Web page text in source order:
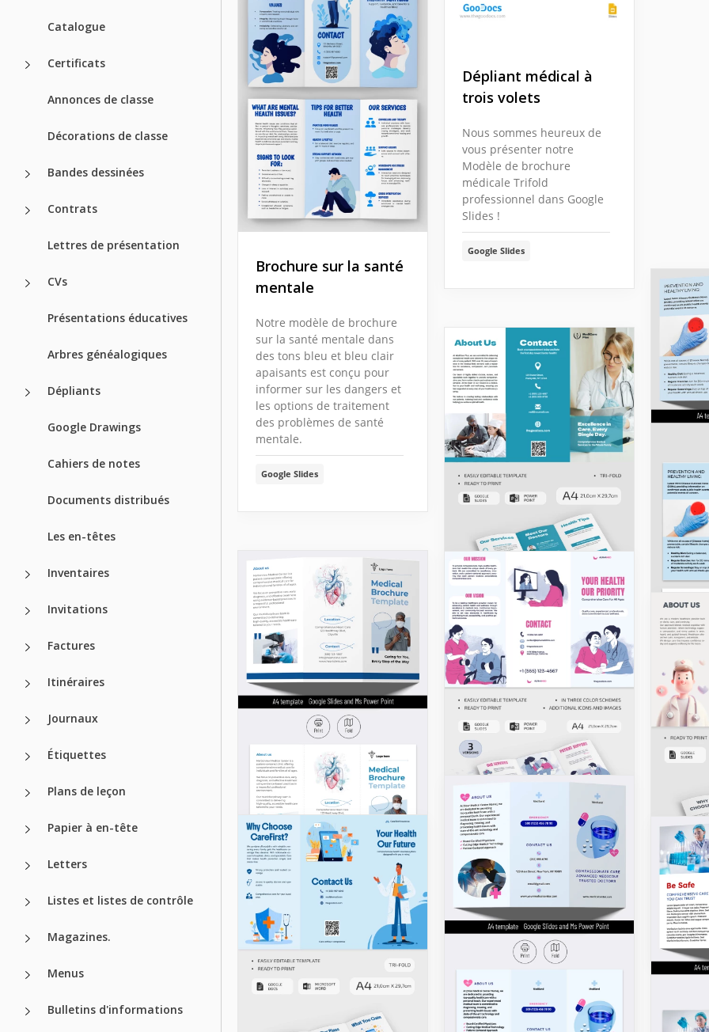
Catalogue
Certificats
Annonces de classe
Décorations de classe
Bandes dessinées
Contrats
Lettres de présentation
CVs
Présentations éducatives
Arbres généalogiques
Dépliants
Google Drawings
Cahiers de notes
Documents distribués
Les en-têtes
Inventaires
Invitations
Factures
Itinéraires
Journaux
Étiquettes
Plans de leçon
Papier à en-tête
Letters
Listes et listes de contrôle
Magazines.
Menus
Bulletins d'informations
Brochure sur la santé
mentale
Notre modèle de brochure
sur la santé mentale dans
des tons bleu et bleu clair
apaisants est conçu pour
informer sur les dangers et
les options de traitement
des problèmes de santé
mentale.
Google Slides
Dépliant médical à
trois volets
Nous sommes heureux de
vous présenter notre
Modèle de brochure
médicale Trifold
professionnel dans Google
Slides !
Google Slides
Brochure des
services de santé
Une
papier
C'est
peut
Google